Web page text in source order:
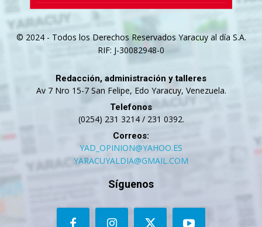
© 2024 - Todos los Derechos Reservados Yaracuy al día S.A.
RIF: J-30082948-0
Redacción, administración y talleres
Av 7 Nro 15-7 San Felipe, Edo Yaracuy, Venezuela.
Telefonos
(0254) 231 3214 / 231 0392.
Correos:
YAD_OPINION@YAHOO.ES
YARACUYALDIA@GMAIL.COM
Síguenos